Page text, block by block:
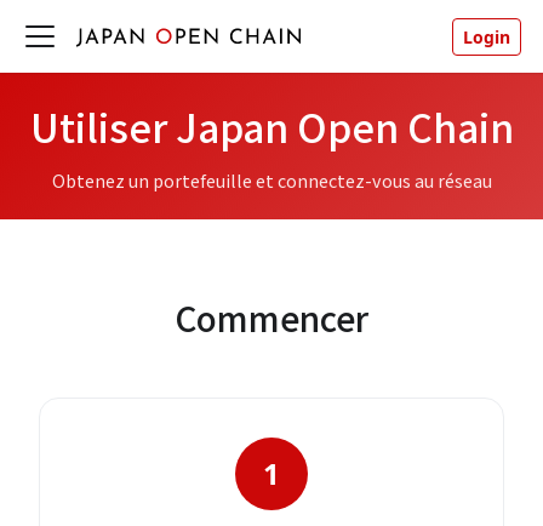
Login
Utiliser Japan Open Chain
Obtenez un portefeuille et connectez-vous au réseau
Commencer
1